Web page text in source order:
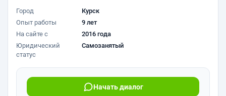
Город
Курск
Опыт работы
9 лет
На сайте с
2016 года
Юридический
статус
Самозанятый
Начать диалог